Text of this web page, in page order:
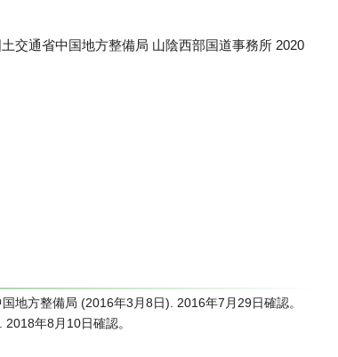
交通省中国地方整備局 山陰西部国道事務所 2020
国地方整備局 (2016年3月8日).2016年7月29日確認。
2018年8月10日確認。